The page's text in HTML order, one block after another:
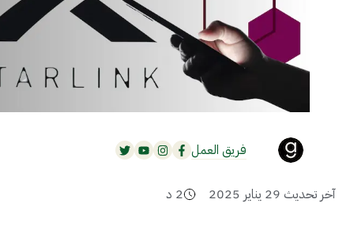
فريق العمل
آخر تحديث 29 يناير 2025 2 د